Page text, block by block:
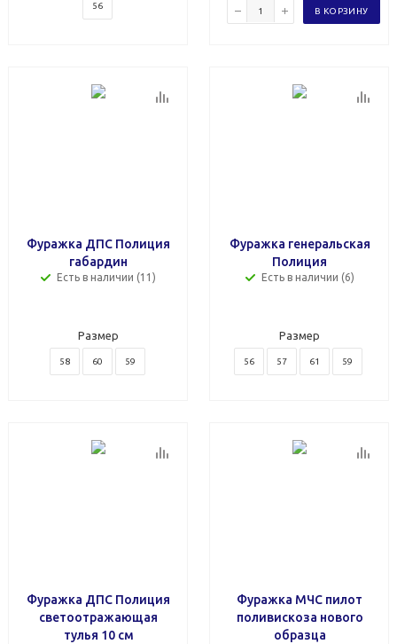
56
В КОРЗИНУ
Фуражка ДПС Полиция
габардин
Есть в наличии (11)
Размер
58 60 59
Фуражка генеральская
Полиция
Есть в наличии (6)
Размер
56 57 61 59
Фуражка ДПС Полиция
светоотражающая
тулья 10 см
Фуражка МЧС пилот
поливискоза нового
образца